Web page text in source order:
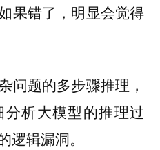
果错了，明显会觉得
问题的多步骤推理 ，
析大模型的推理过
逻辑漏洞。